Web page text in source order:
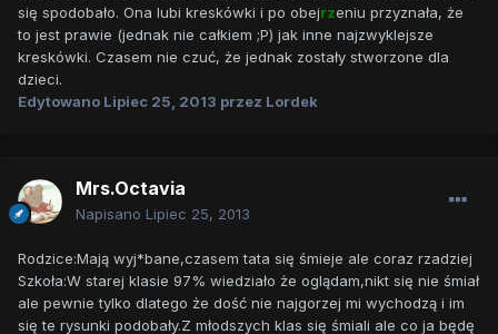
się spodobało. Ona lubi kreskówki i po obejrzeniu przyznała, że
to jest prawie (jednak nie całkiem ;P) jak inne najzwyklejsze
kreskówki. Czasem nie czuć, że jednak zostały stworzone dla
dzieci.
Edytowano Lipiec 25, 2013 przez Lordek
Mrs.Octavia
Napisano Lipiec 25, 2013
Rodzice:Mają wyj*bane,czasem tata się śmieje ale coraz rzadziej
Szkoła:W starej klasie 97% wiedziało że oglądam,nikt się nie śmiał
ale pewnie tylko dlatego że dość nie najgorzej mi wychodzą i im
się te rysunki podobały.Z młodszych klas się śmiali ale co ja będę